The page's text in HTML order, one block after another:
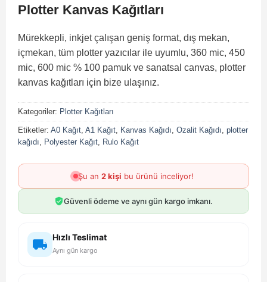
Plotter Kanvas Kağıtları
Mürekkepli, inkjet çalışan geniş format, dış mekan,
içmekan, tüm plotter yazıcılar ile uyumlu, 360 mic, 450
mic, 600 mic % 100 pamuk ve sanatsal canvas, plotter
kanvas kağıtları için bize ulaşınız.
Kategoriler: Plotter Kağıtları
Etiketler: A0 Kağıt, A1 Kağıt, Kanvas Kağıdı, Ozalit Kağıdı, plotter
kağıdı, Polyester Kağıt, Rulo Kağıt
Şu an 2 kişi bu ürünü inceliyor!
Güvenli ödeme ve aynı gün kargo imkanı.
Hızlı Teslimat
Aynı gün kargo